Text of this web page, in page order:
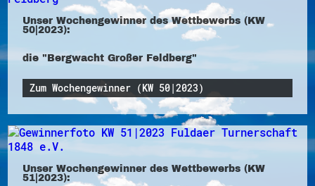
Unser Wochengewinner des Wettbewerbs (KW
50|2023):
die "Bergwacht Großer Feldberg"
Zum Wochengewinner (KW 50|2023)
Unser Wochengewinner des Wettbewerbs (KW
51|2023):